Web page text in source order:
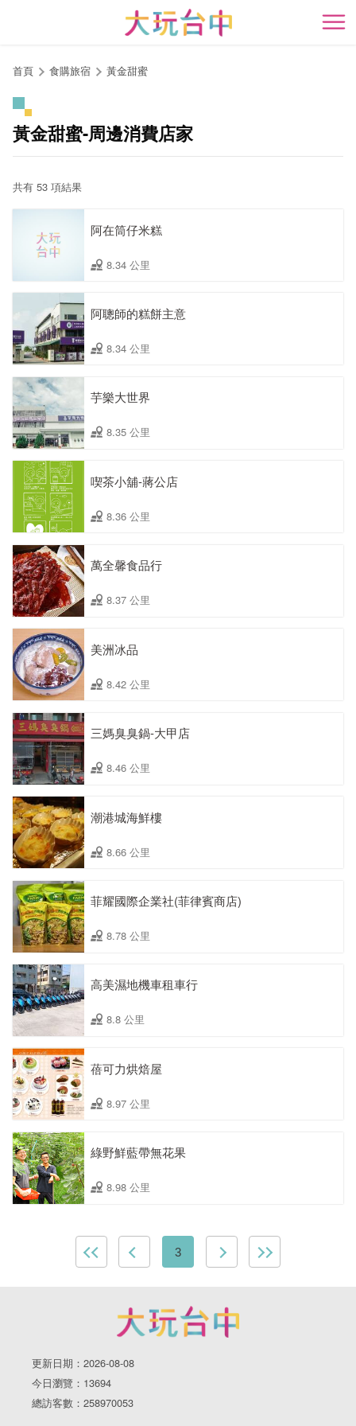
開
首頁 食購旅宿 黃金甜蜜
黃金甜蜜-周邊消費店家
共有 53 項結果
阿在筒仔米糕
8.34 公里
阿聰師的糕餅主意
8.34 公里
芋樂大世界
8.35 公里
喫茶小舖-蔣公店
8.36 公里
萬全馨食品行
8.37 公里
美洲冰品
8.42 公里
三媽臭臭鍋-大甲店
8.46 公里
潮港城海鮮樓
8.66 公里
菲耀國際企業社(菲律賓商店)
8.78 公里
高美濕地機車租車行
8.8 公里
蓓可力烘焙屋
8.97 公里
綠野鮮藍帶無花果
8.98 公里
3
更新日期：2026-08-08
今日瀏覽：13694
總訪客數：258970053